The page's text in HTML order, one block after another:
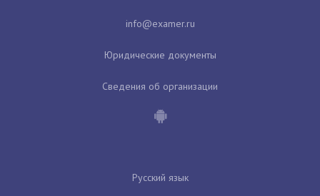
Юридические документы
Сведения об организации
Русский язык